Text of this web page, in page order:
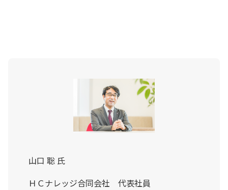
山口 聡 氏
ＨＣナレッジ合同会社 代表社員